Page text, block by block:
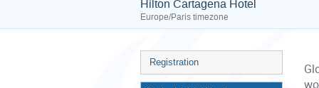
Hilton Cartagena Hotel
Europe/Paris timezone
Event
menu
Registration